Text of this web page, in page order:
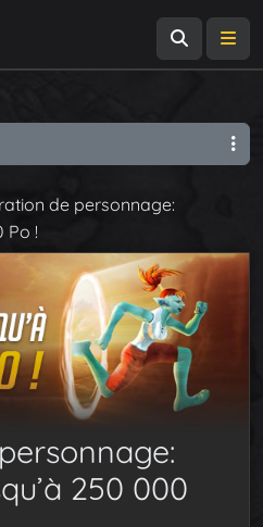
de personnage:
Po !
250 000